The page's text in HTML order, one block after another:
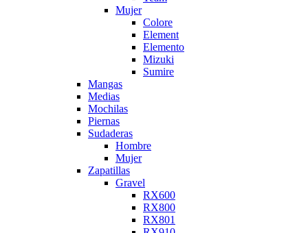
Mujer
Colore
Element
Elemento
Mizuki
Sumire
Mangas
Medias
Mochilas
Piernas
Sudaderas
Hombre
Mujer
Zapatillas
Gravel
RX600
RX800
RX801